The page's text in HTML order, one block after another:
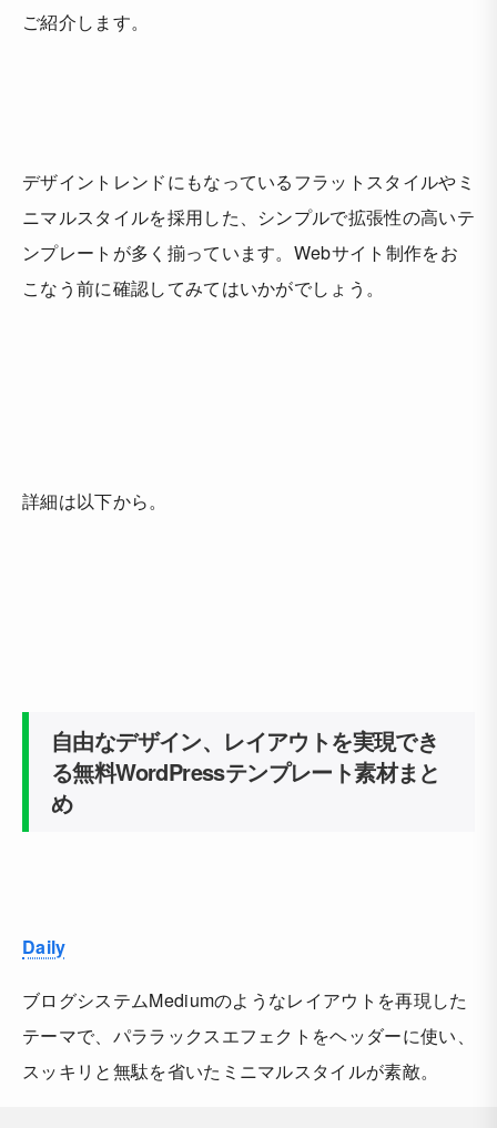
ご紹介します。
デザイントレンドにもなっているフラットスタイルやミ
ニマルスタイルを採用した、シンプルで拡張性の高いテ
ンプレートが多く揃っています。Webサイト制作をお
こなう前に確認してみてはいかがでしょう。
詳細は以下から。
自由なデザイン、レイアウトを実現でき
る無料WordPressテンプレート素材まと
め
Daily
ブログシステムMediumのようなレイアウトを再現した
テーマで、パララックスエフェクトをヘッダーに使い、
スッキリと無駄を省いたミニマルスタイルが素敵。